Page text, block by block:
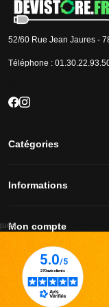
52/60 Rue Jean Jaures -
Téléphone :
Catégories
Informations
Mon compte
Conditions générales de
Rétractation
Mentions légales